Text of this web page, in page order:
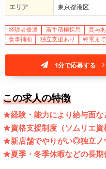
エリア
東京都港区
経験者優遇 若手積極採用 賞与
食事補助
独立支援あり 終電ま
1分で応募する
この求人の特徴
★経験・能力により給与面な
★資格支援制度（ソムリエ資
★新店舗でやりがい◎独立ノ
★夏季・冬季休暇などの長期